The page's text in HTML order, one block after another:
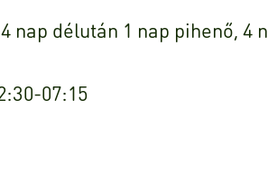
nap délután 1 nap pihenő, 4
07:15